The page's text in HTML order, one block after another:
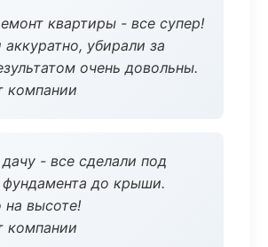
квартиры - все супер!
аккуратно, убирали за
очень довольны.
компании
- все сделали под
до крыши.
на высоте!
компании